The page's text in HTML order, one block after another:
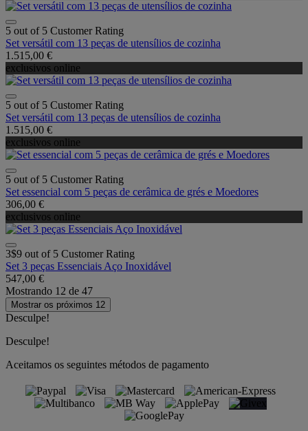
5 out of 5 Customer Rating
Set versátil com 13 peças de utensílios de cozinha
1.515,00 €
exclusivos online
5 out of 5 Customer Rating
Set versátil com 13 peças de utensílios de cozinha
1.515,00 €
exclusivos online
5 out of 5 Customer Rating
Set essencial com 5 peças de cerâmica de grés e Moedores
306,00 €
exclusivos online
3$9 out of 5 Customer Rating
Set 3 peças Essenciais Aço Inoxidável
547,00 €
Mostrando 12 de 47
Mostrar os próximos 12
Desculpe!
Desculpe!
Aceitamos os seguintes métodos de pagamento